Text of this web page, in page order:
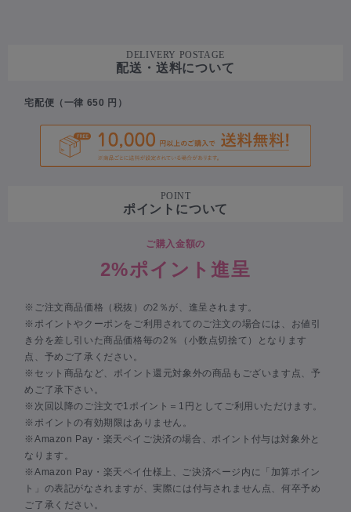
DELIVERY POSTAGE
配送・送料について
宅配便（一律 650 円）
POINT
ポイントについて
ご購入金額の
2%ポイント進呈
※ご注文商品価格（税抜）の2％が、進呈されます。
※ポイントやクーポンをご利用されてのご注文の場合には、お値引
き分を差し引いた商品価格毎の2％（小数点切捨て）となります
点、予めご了承ください。
※セット商品など、ポイント還元対象外の商品もございます点、予
めご了承下さい。
※次回以降のご注文で1ポイント＝1円としてご利用いただけます。
※ポイントの有効期限はありません。
※Amazon Pay・楽天ペイご決済の場合、ポイント付与は対象外と
なります。
※Amazon Pay・楽天ペイ仕様上、ご決済ページ内に「加算ポイン
ト」の表記がなされますが、実際には付与されません点、何卒予め
ご了承ください。